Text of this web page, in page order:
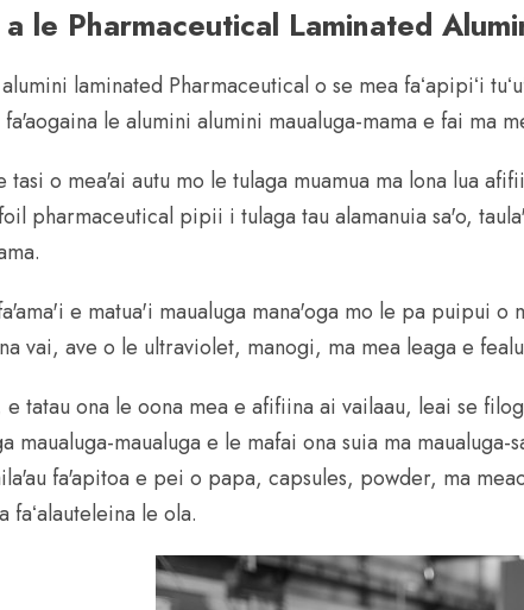
le Pharmaceutical Laminated
laminated Pharmaceutical o se mea faʻapipiʻi
fa'aogaina le alumini alumini maualuga-mama e fai
tasi o mea'ai autu mo le tulaga muamua ma lona lua
pharmaceutical pipii i tulaga tau alamanuia sa'o,
e matua'i maualuga mana'oga mo le pa puipui
vai, ave o le ultraviolet, manogi, ma mea leaga e
e tatau ona le oona mea e afifiina ai vailaau, leai se
maualuga-maualuga e le mafai ona suia ma
fa'apitoa e pei o papa, capsules, powder, ma
faʻalauteleina le ola.